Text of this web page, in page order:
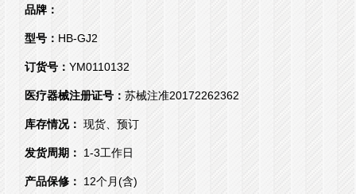
品牌：
型号： HB-GJ2
订货号：YM0110132
医疗器械注册证号：苏械注准20172262362
库存情况： 现货、预订
发货周期： 1-3工作日
产品保修： 12个月(含)